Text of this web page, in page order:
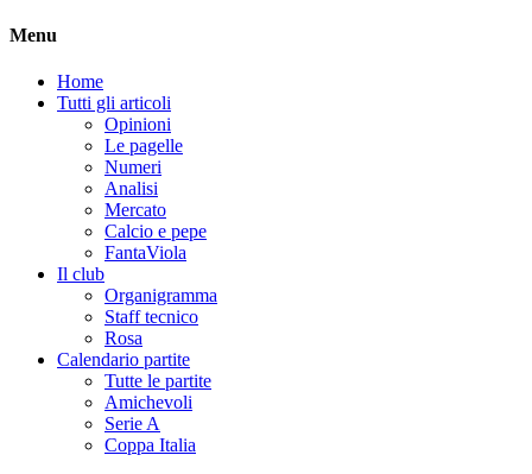
Menu
Home
Tutti gli articoli
Opinioni
Le pagelle
Numeri
Analisi
Mercato
Calcio e pepe
FantaViola
Il club
Organigramma
Staff tecnico
Rosa
Calendario partite
Tutte le partite
Amichevoli
Serie A
Coppa Italia